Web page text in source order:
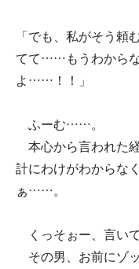
「でも、私がそう頼
てて……もうわから
よ……！！」
ふーむ……。
本心から言われた
計にわけがわからな
ぁ……。
くっそぉー、言い
その男、お前にゾ